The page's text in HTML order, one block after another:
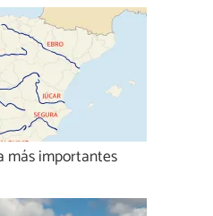
más importantes